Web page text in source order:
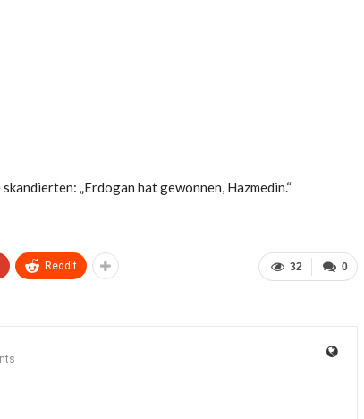
„Erdogan hat gewonnen, Hazmedin.“
0
32
ReddIt